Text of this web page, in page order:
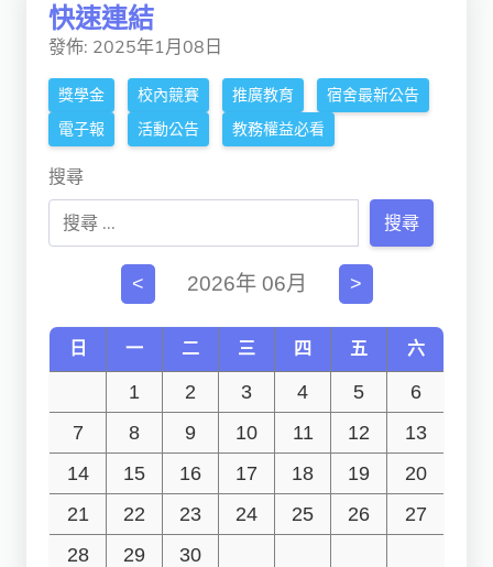
快速連結
發佈: 2025年1月08日
獎學金 校內競賽 推廣教育
宿舍最新公告
電子報
活動公告 教務權益必看
搜尋
搜尋
< 2026年 06月 >
日 一 二 三 四 五 六
1 2 3 4 5
6
7
8 9 10 11 12
13
14
15 16 17 18 19
20
21
22 23 24 25 26
27
28
29 30